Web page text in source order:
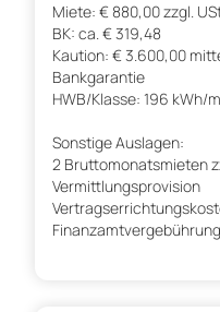
Miete: € 880,00 zzgl.
BK: ca. € 319,48
Kaution: € 3.600,00
Bankgarantie
HWB/Klasse: 196 kWh/
Sonstige Auslagen:
2 Bruttomonatsmieten
Vermittlungsprovision
Finanzamtvergebührung